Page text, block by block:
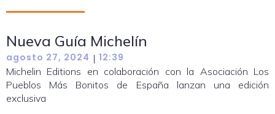
Nueva Guía Michelín
agosto 27, 2024 | 12:39
Michelin Editions en colaboración con la Asociación Los
Pueblos Más Bonitos de España lanzan una edición
exclusiva